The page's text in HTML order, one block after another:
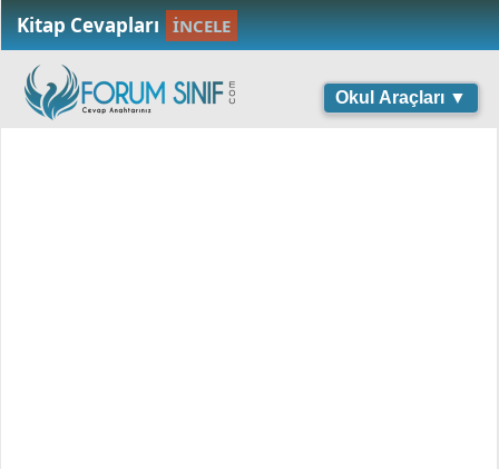
Kitap Cevapları İNCELE
Okul Araçları ▼